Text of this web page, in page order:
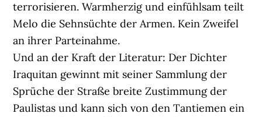
terrorisieren. Warmherzig und einfühlsam teilt
Melo die Sehnsüchte der Armen. Kein Zweifel
an ihrer Parteinahme.
Und an der Kraft der Literatur: Der Dichter
Iraquitan gewinnt mit seiner Sammlung der
Sprüche der Straße breite Zustimmung der
Paulistas und kann sich von den Tantiemen ein